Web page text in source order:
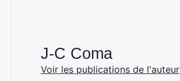
J-C Coma
Voir les publications de l'auteur